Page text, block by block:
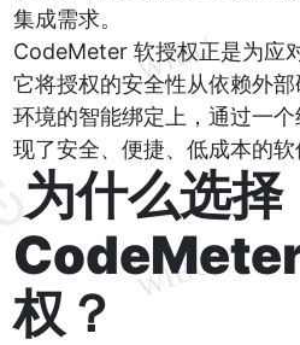
集成需求。
CodeMeter 软授权正是为应
它将授权的安全性从依赖外
环境的智能绑定上，通过一
现了安全、便捷、低成本的软
为什么选择
权？